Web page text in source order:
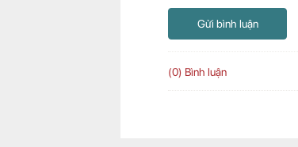
Gửi bình luận
(0) Bình luận